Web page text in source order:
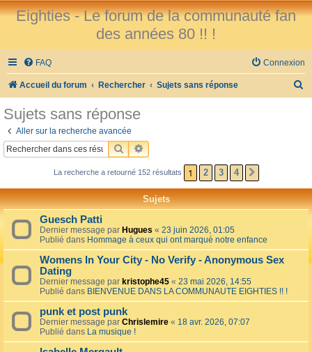
Eighties - Le forum de la communauté fan
des années 80 !! !
FAQ Connexion
Accueil du forum Rechercher Sujets sans réponse
h
r
Sujets sans réponse
Aller sur la recherche avancée
RECHERCHER
RECHERCHE AVANCÉE
La recherche a retourné 152 résultats 1 2 3 4
Sujets
Guesch Patti
Dernier message par Hugues « 23 juin 2026, 01:05
Publié dans Hommage à ceux qui ont marqué notre enfance
Womens In Your City - No Verify - Anonymous Sex
Dating
Dernier message par kristophe45 « 23 mai 2026, 14:55
Publié dans BIENVENUE DANS LA COMMUNAUTE EIGHTIES !! !
punk et post punk
Dernier message par Chrislemire « 18 avr. 2026, 07:07
Publié dans La musique !